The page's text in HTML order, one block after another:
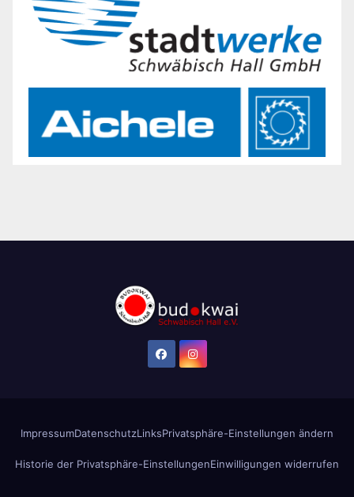
ImpressumDatenschutzLinksPrivatsphäre-Einstellungen ändern
Historie der Privatsphäre-EinstellungenEinwilligungen widerrufen